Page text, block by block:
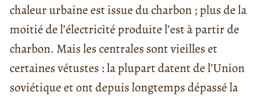
chaleur urbaine est issue du charbon ; plus de la
moitié de l’électricité produite l’est à partir de
charbon. Mais les centrales sont vieilles et
certaines vétustes : la plupart datent de l’Union
soviétique et ont depuis longtemps dépassé la